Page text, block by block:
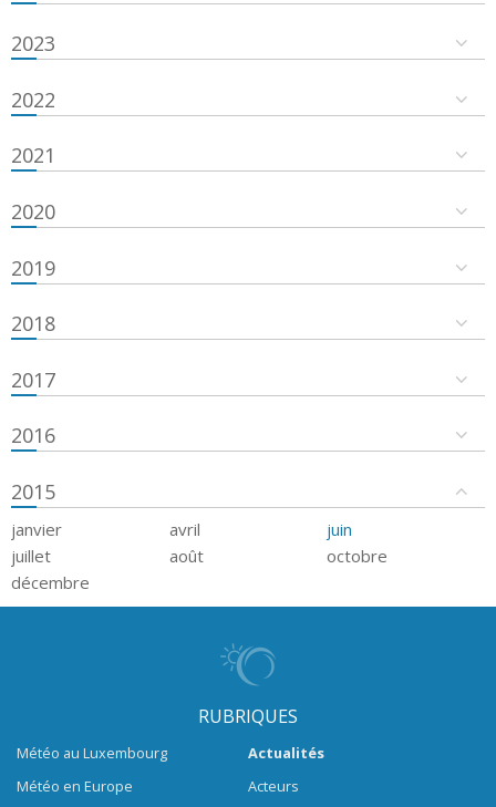
2023
2022
2021
2020
2019
2018
2017
2016
2015
janvier avril
juin
juillet
août
octobre
décembre
RUBRIQUES
Météo au Luxembourg
Météo en Europe
Actualités
Acteurs